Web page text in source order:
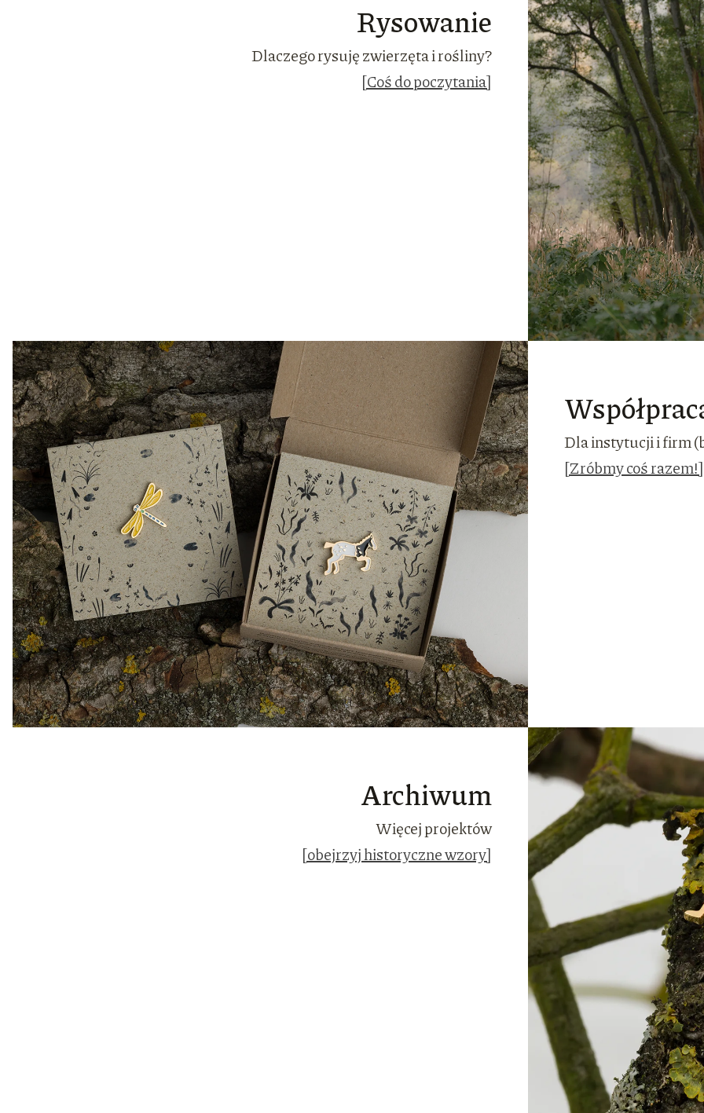
Rysowanie
Dlaczego rysuję zwierzęta i rośliny?
[Coś do poczytania]
Dla instytucji i firm
[Zróbmy coś razem!]
Archiwum
Więcej projektów
[obejrzyj historyczne wzory]